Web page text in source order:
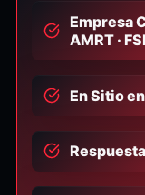
Empresa
AMRT ·
En Sitio